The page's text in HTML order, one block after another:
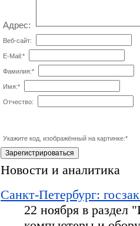
Адрес:
Веб-сайт:
E-Mail:*
Фамилия:*
Имя:*
Отчество:
Укажите код, изображённый на картинке:*
Новости и аналитика
Санкт-Петербург:
22 ноября в раздел